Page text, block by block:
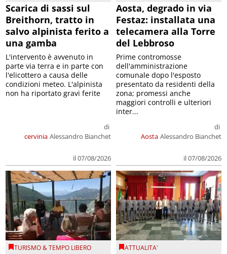
Scarica di sassi sul
Breithorn, tratto in
salvo alpinista ferito a
una gamba
cervinia
di
Alessandro Bianchet
il 07/08/2026
L'intervento è avvenuto in
parte via terra e in parte con
l'elicottero a causa delle
condizioni meteo. L'alpinista
non ha riportato gravi ferite
Aosta, degrado in via
Festaz: installata una
telecamera alla Torre
del Lebbroso
Aosta
di
Alessandro Bianchet
il 07/08/2026
Prime contromosse
dell'amministrazione
comunale dopo l'esposto
presentato da residenti della
zona; promessi anche
maggiori controlli e ulteriori
inter...
TURISMO & TEMPO LIBERO ATTUALITA'